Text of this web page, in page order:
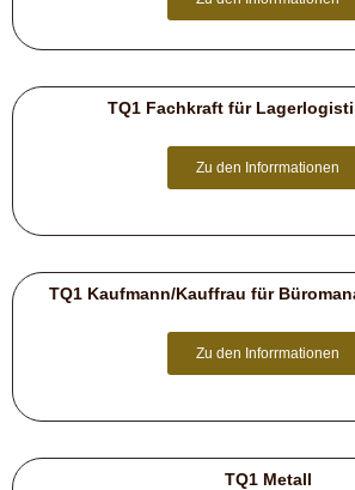
TQ1 Fachkraft für
Zu den Inforrmationen
TQ1 Kaufmann/Kauffrau für
Zu den Inforrmationen
TQ1 Metall